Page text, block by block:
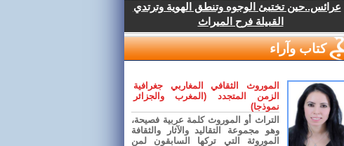
عرائس..حين تختبئ الوجوه وتنطق الهوية وترتدي
القبيلة فرح الميراث
كتاب وآراء
الموروث الثقافي المغاربي جغرافية
الزمن المتجدد (المغرب والجزائر
نموذجا)
التراث أو الموروث كلمة عربية فصيحة،
وهو مجموعة التقاليد والآثار والثقافة
الموروثة التي تركها السابقون لمن